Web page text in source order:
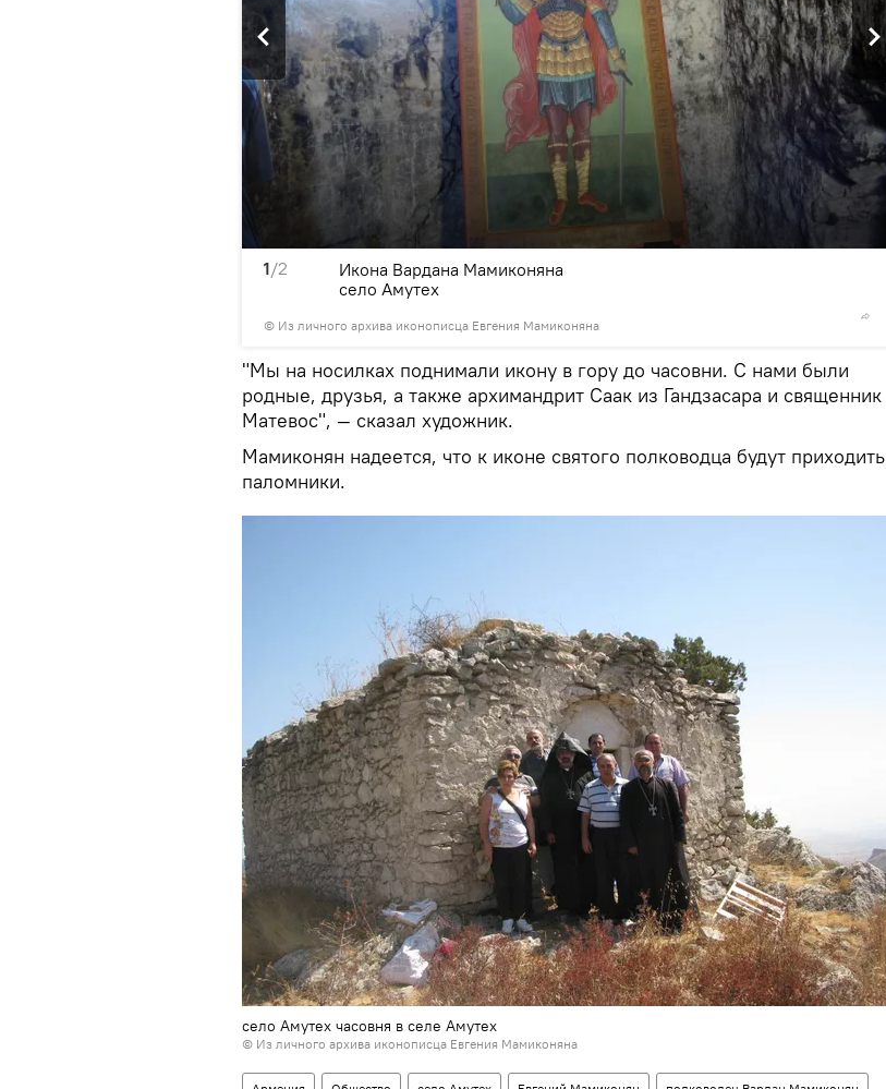
1/2
© Из личного архива иконописца Евгения Мамиконяна
Икона Вардана Мамиконяна
село Амутех
"Мы на носилках поднимали икону в гору до часовни. С нами были
родные, друзья, а также архимандрит Саак из Гандзасара и священник
Матевос", — сказал художник.
Мамиконян надеется, что к иконе святого полководца будут приходить
паломники.
село Амутех часовня в селе Амутех
© Из личного архива иконописца Евгения Мамиконяна